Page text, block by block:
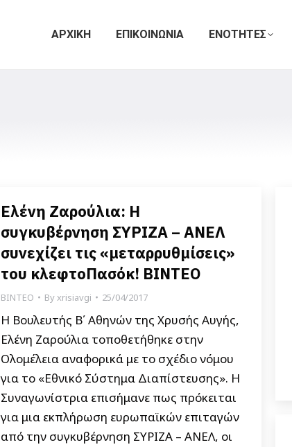
ΑΡΧΙΚΗ ΕΠΙΚΟΙΝΩΝΙΑ ΕΝΟΤΗΤΕΣ
Ελένη Ζαρούλια: Η
συγκυβέρνηση ΣΥΡΙΖΑ – ΑΝΕΛ
συνεχίζει τις «μεταρρυθμίσεις»
του κλεφτοΠασόκ! ΒΙΝΤΕΟ
ΒΙΝΤΕΟ Byxrisiavgi 25/04/2017
Η Βουλευτής Β΄ Αθηνών της Χρυσής Αυγής,
Ελένη Ζαρούλια τοποθετήθηκε στην
Ολομέλεια αναφορικά με το σχέδιο νόμου
για το «Εθνικό Σύστημα Διαπίστευσης». Η
Συναγωνίστρια επισήμανε πως πρόκειται
για μια εκπλήρωση ευρωπαϊκών επιταγών
από την συγκυβέρνηση ΣΥΡΙΖΑ – ΑΝΕΛ, οι